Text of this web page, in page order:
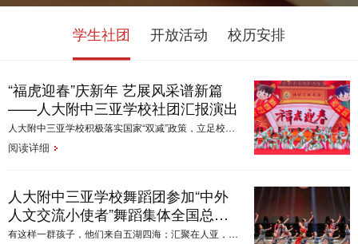
学生社团 开放活动 校历安排
“福虎迎春”庆新年 艺展风采谱新篇
——人大附中三亚学校社团汇报演出
人大附中三亚学校积极落实国家“双减”政策，立足校情学情，开展了丰富多彩的社团活动。2021年12月28日下午，在这辞旧迎新的美好时刻，师生们欢聚一堂，举办社团汇报演出暨“福虎迎春”庆新年活动。
阅读详细
人大附中三亚学校舞蹈团参加“中外
人文交流小使者”舞蹈集体全国总展
示
有这样一群孩子，他们来自五湖四海；汇聚在人亚，踏上逐梦的开始！